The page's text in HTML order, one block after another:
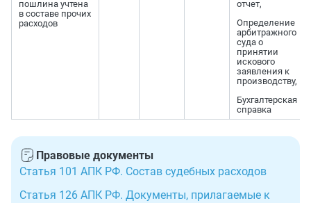
пошлина учтена
в составе прочих
расходов
отчет,
Определение
арбитражного
суда о
принятии
искового
заявления к
производству,
Бухгалтерская
справка
Правовые документы
Статья 101 АПК РФ. Состав судебных расходов
Статья 126 АПК РФ. Документы, прилагаемые к